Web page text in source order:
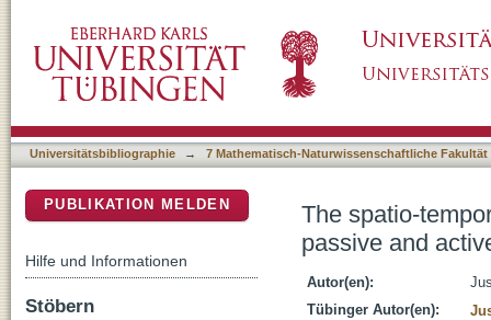
oddball paradigm: a sLORETA study
Universitätsbibliographie → 7 Mathematisch-Naturwissenschaftliche Fakultät
The spatio-
passive and
Autor(en):
Tübinger Autor(en):
PUBLIKATION MELDEN
Hilfe und Informationen
Stöbern